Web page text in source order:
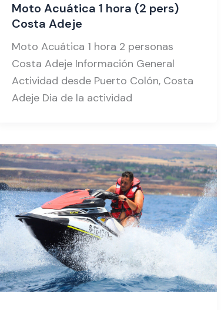
Moto Acuática 1 hora (2 pers)
Costa Adeje
Moto Acuática 1 hora 2 personas
Costa Adeje Información General
Actividad desde Puerto Colón, Costa
Adeje Dia de la actividad